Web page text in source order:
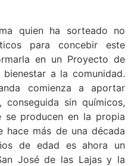
quien ha sorteado no
para concebir este
en un Proyecto de
a la comunidad.
comienza a aportar
sin químicos,
se producen en la propia
hace más de una década
de edad es ahora un
José de las Lajas y la